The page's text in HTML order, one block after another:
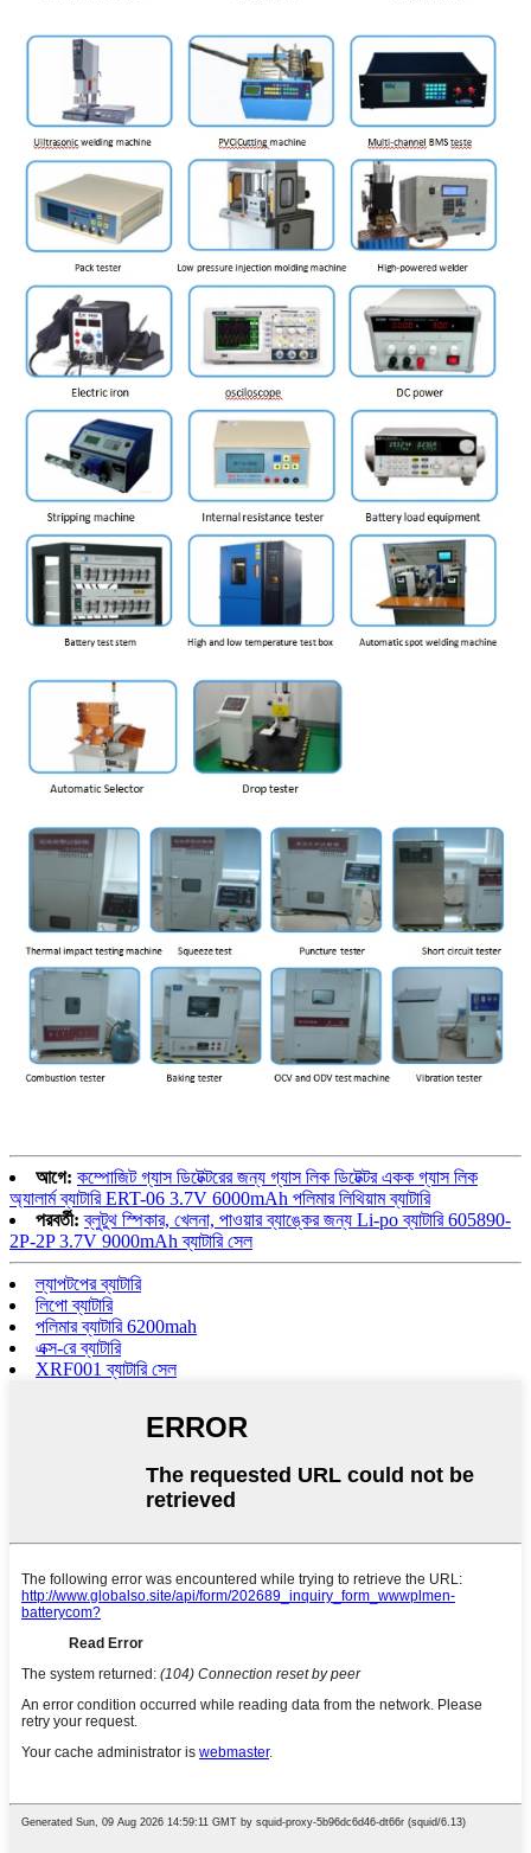
আগে: কম্পোজিট গ্যাস ডিটেক্টরের জন্য গ্যাস লিক ডিটেক্টর একক গ্যাস লিক
অ্যালার্ম ব্যাটারি ERT-06 3.7V 6000mAh পলিমার লিথিয়াম ব্যাটারি
পরবর্তী: ব্লুটুথ স্পিকার, খেলনা, পাওয়ার ব্যাঙ্কের জন্য Li-po ব্যাটারি 605890-
2P-2P 3.7V 9000mAh ব্যাটারি সেল
ল্যাপটপের ব্যাটারি
লিপো ব্যাটারি
পলিমার ব্যাটারি 6200mah
এক্স-রে ব্যাটারি
XRF001 ব্যাটারি সেল